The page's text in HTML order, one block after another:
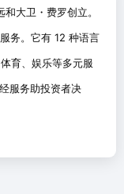
大卫・费罗创立。
务。它有 12 种语言
育、娱乐等多元服
服务助投资者决